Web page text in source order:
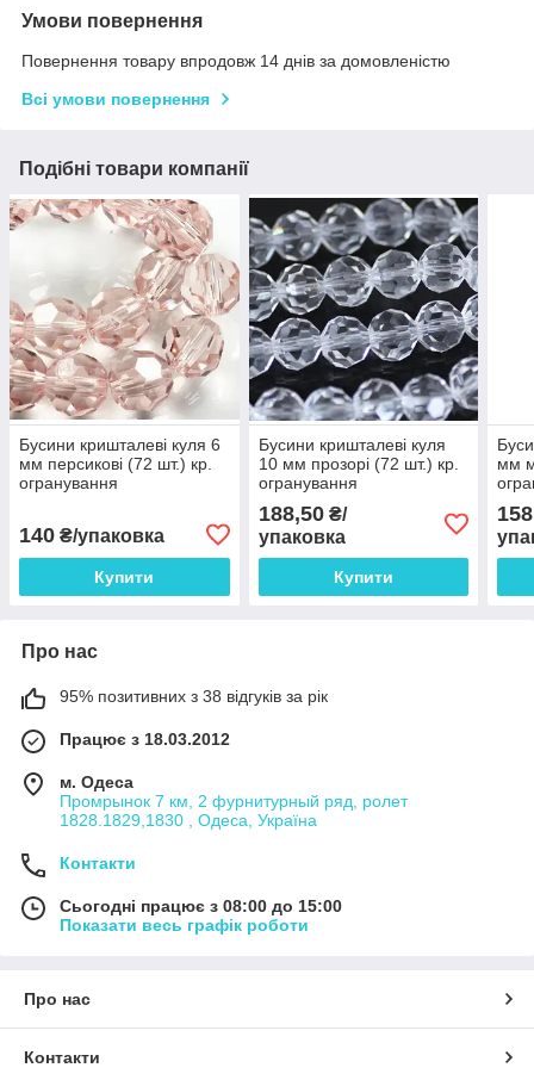
Умови повернення
Повернення товару впродовж 14 днів за домовленістю
Всі умови повернення
Подібні товари компанії
Бусини кришталеві куля 6
мм персикові (72 шт.) кр.
огранування
140 ₴/упаковка
Купити
Бусини кришталеві куля
10 мм прозорі (72 шт.) кр.
огранування
188,50₴/
упаковка
Купити
мм
Про нас
95% позитивних з 38 відгуків за рік
Працює з 18.03.2012
м. Одеса
Промрынок 7 км, 2 фурнитурный ряд, ролет
1828.1829,1830 , Одеса, Україна
Контакти
Сьогодні працює з 08:00 до 15:00
Показати весь графік роботи
Про нас
Контакти